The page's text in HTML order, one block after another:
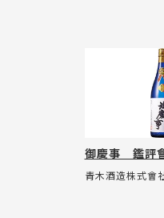
御慶事 鑑評
青木酒造株式會